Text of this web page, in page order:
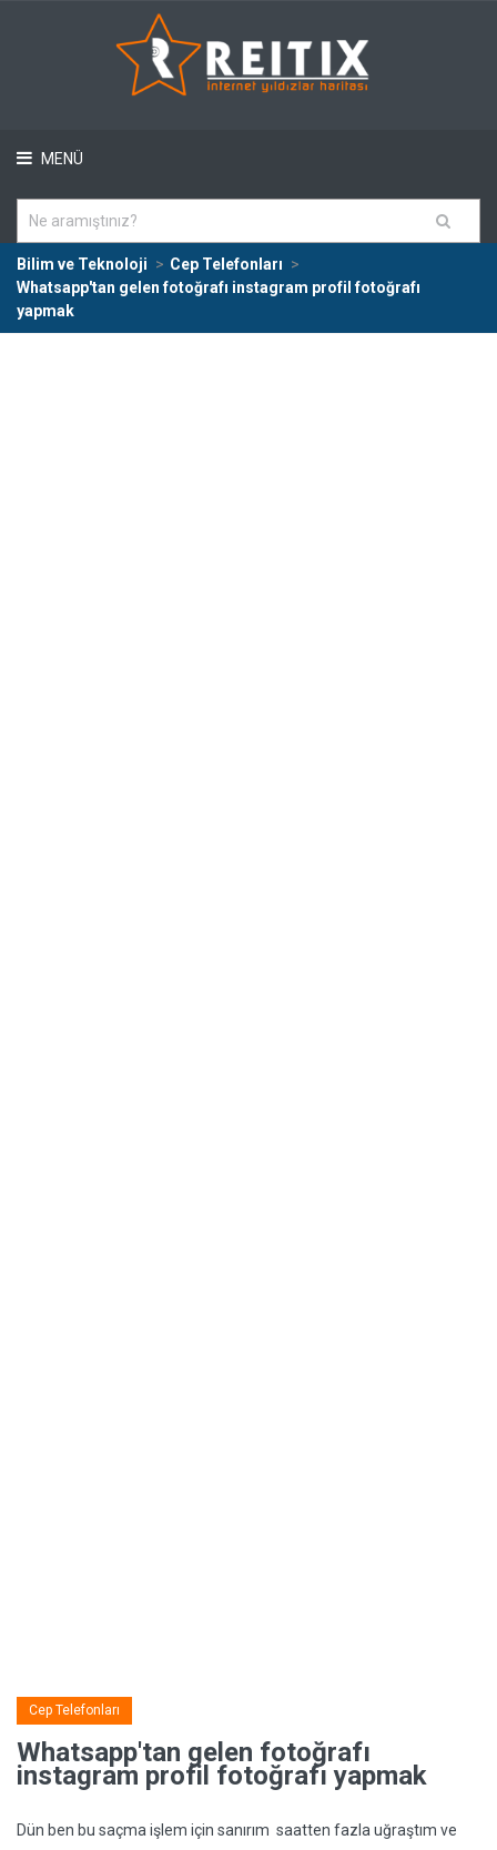
MENÜ
Bilim ve Teknoloji
Cep Telefonları
Whatsapp'tan gelen fotoğrafı instagram profil fotoğrafı
yapmak
Cep Telefonları
Whatsapp'tan gelen fotoğrafı
instagram profil fotoğrafı yapmak
Dün ben bu saçma işlem için sanırım saatten fazla uğraştım ve